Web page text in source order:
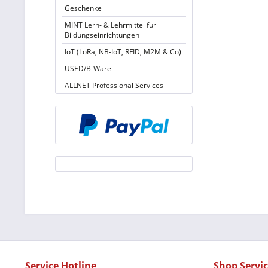
Geschenke
MINT Lern- & Lehrmittel für
Bildungseinrichtungen
IoT (LoRa, NB-IoT, RFID, M2M & Co)
USED/B-Ware
ALLNET Professional Services